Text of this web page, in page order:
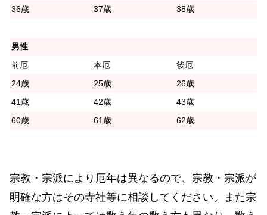
36歳
37歳 38歳
男性
前厄
本厄
後厄
24歳
25歳
26歳
41歳
42歳
43歳
60歳
61歳 62歳
宗教・宗派により厄年は異なるので、宗教・宗派が
明確な方はその寺社等に相談してください。また宗